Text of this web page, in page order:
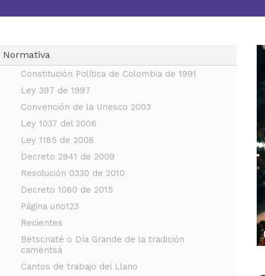
Normativa
Constitución Política de Colombia de 1991
Ley 397 de 1997
Convención de la Unesco 2003
Ley 1037 del 2006
Ley 1185 de 2008
Decreto 2941 de 2009
Resolución 0330 de 2010
Decreto 1080 de 2015
Página uno123
Recientes
Bëtscnaté o Día Grande de la tradición
camëntsá
Cantos de trabajo del Llano